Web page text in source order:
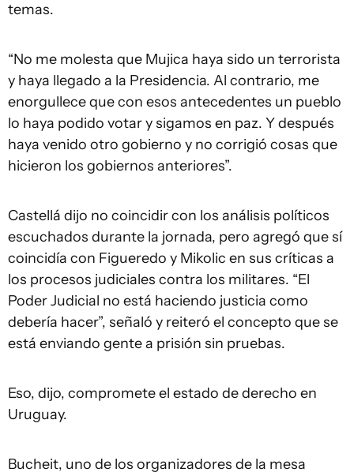
temas.
“No me molesta que Mujica haya sido un terrorista
y haya llegado a la Presidencia. Al contrario, me
enorgullece que con esos antecedentes un pueblo
lo haya podido votar y sigamos en paz. Y después
haya venido otro gobierno y no corrigió cosas que
hicieron los gobiernos anteriores”.
Castellá dijo no coincidir con los análisis políticos
escuchados durante la jornada, pero agregó que sí
coincidía con Figueredo y Mikolic en sus críticas a
los procesos judiciales contra los militares. “El
Poder Judicial no está haciendo justicia como
debería hacer”, señaló y reiteró el concepto que se
está enviando gente a prisión sin pruebas.
Eso, dijo, compromete el estado de derecho en
Uruguay.
Bucheit, uno de los organizadores de la mesa